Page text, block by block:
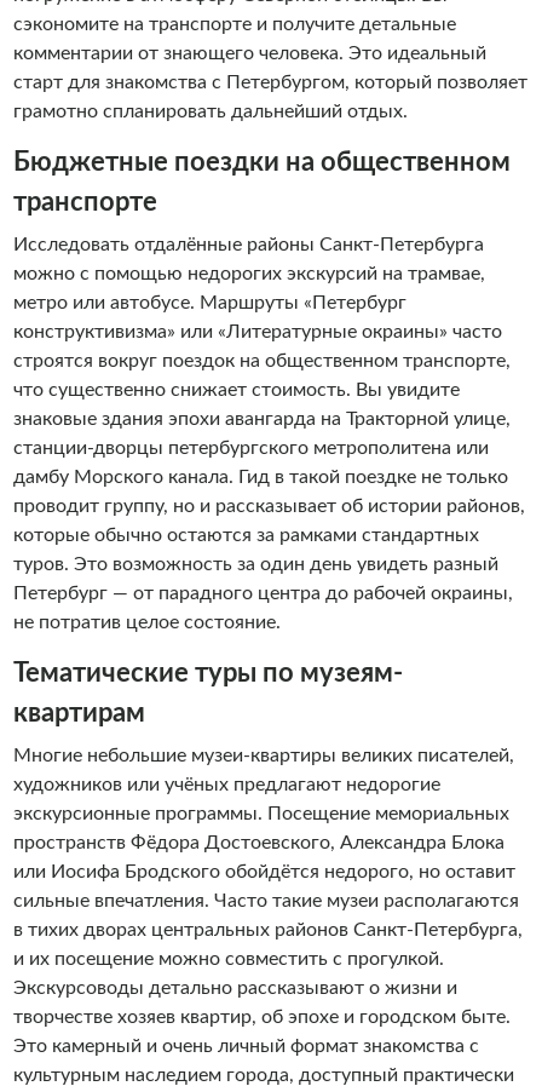
сэкономите на транспорте и получите детальные
комментарии от знающего человека. Это идеальный
старт для знакомства с Петербургом, который позволяет
грамотно спланировать дальнейший отдых.
Бюджетные поездки на общественном
транспорте
Исследовать отдалённые районы Санкт-Петербурга
можно с помощью недорогих экскурсий на трамвае,
метро или автобусе. Маршруты «Петербург
конструктивизма» или «Литературные окраины» часто
строятся вокруг поездок на общественном транспорте,
что существенно снижает стоимость. Вы увидите
знаковые здания эпохи авангарда на Тракторной улице,
станции-дворцы петербургского метрополитена или
дамбу Морского канала. Гид в такой поездке не только
проводит группу, но и рассказывает об истории районов,
которые обычно остаются за рамками стандартных
туров. Это возможность за один день увидеть разный
Петербург — от парадного центра до рабочей окраины,
не потратив целое состояние.
Тематические туры по музеям-
квартирам
Многие небольшие музеи-квартиры великих писателей,
художников или учёных предлагают недорогие
экскурсионные программы. Посещение мемориальных
пространств Фёдора Достоевского, Александра Блока
или Иосифа Бродского обойдётся недорого, но оставит
сильные впечатления. Часто такие музеи располагаются
в тихих дворах центральных районов Санкт-Петербурга,
и их посещение можно совместить с прогулкой.
Экскурсоводы детально рассказывают о жизни и
творчестве хозяев квартир, об эпохе и городском быте.
Это камерный и очень личный формат знакомства с
культурным наследием города, доступный практически